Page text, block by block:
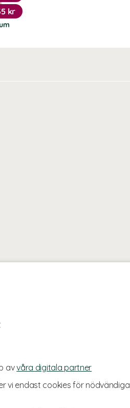
avvåra digitala partner
vi endast cookies för nödvändiga
kr